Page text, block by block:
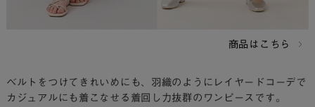
商品はこちら
ベルトをつけてきれいめにも、羽織のようにレイヤードコーデで
カジュアルにも着こなせる着回し力抜群のワンピースです。